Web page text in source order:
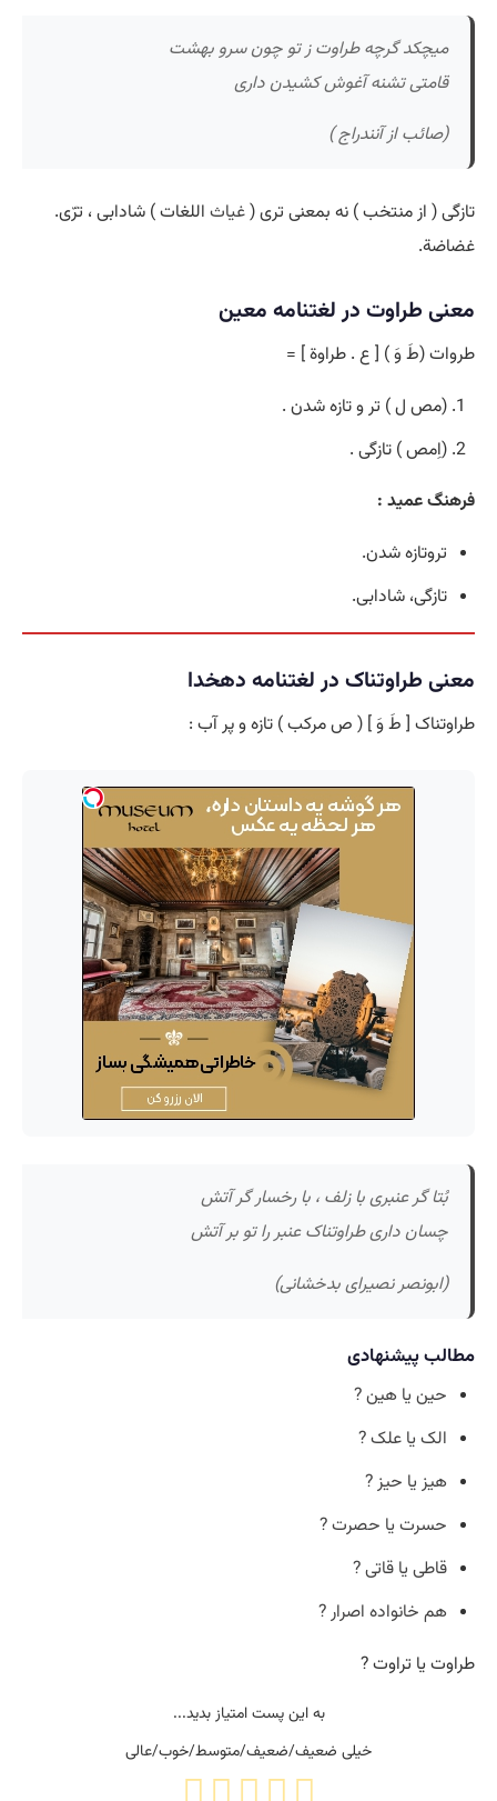
میچکد گرچه طراوت ز تو چون سرو بهشت
قامتی تشنه آغوش کشیدن داری
(صائب از آنندراج )
تازگی ( از منتخب ) نه بمعنی تری (غیاث اللغات ) شادابی ، ترّی.
غضاضة.
معنی طراوت در لغتنامه معین
طروات (طَ وَ ) [ ع . طراوة ] =
(مص ل ) تر و تازه شدن .
(اِمص ) تازگی .
فرهنگ عمید :
تروتازه شدن.
تازگی، شادابی.
معنی طراوتناک در لغتنامه دهخدا
طراوتناک [ طَ وَ ] ( ص مرکب ) تازه و پر آب :
بُتا گر عنبری با زلف ، با رخسار گر آتش
چسان داری طراوتناک عنبر را تو بر آتش
(ابونصر نصیرای بدخشانی)
مطالب پیشنهادی
حین یا هین ?
الک یا علک ?
هیز یا حیز ?
حسرت یا حصرت ?
قاطی یا قاتی ?
هم خانواده اصرار ?
طراوت یا تراوت ?
به این پست امتیاز بدید...
خیلی ضعیف/ضعیف/متوسط/خوب/عالی